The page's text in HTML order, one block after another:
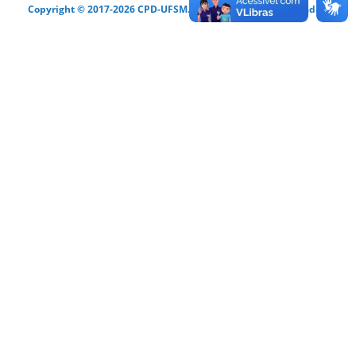
Copyright © 2017-2026 CPD-UFSM. Todos os direitos reservados.